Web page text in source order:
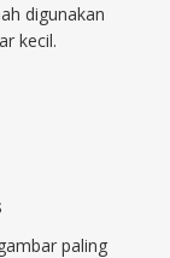
digunakan
kecil.
paling